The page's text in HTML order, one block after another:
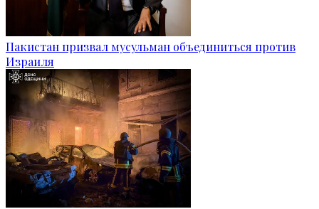
Пакистан призвал мусульман объединиться против
Израиля